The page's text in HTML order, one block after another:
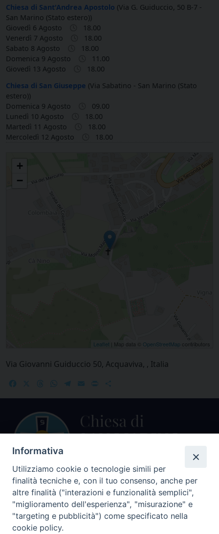
Chiesa di Sant'Andrea Apostolo (Via G. Guiduccio, 50 B-7 -
San Marino (Stato estero))
Giovedì 6 Agosto
18.00
Venerdì 7 Agosto
18.00
Sabato 8 Agosto
18.00
Domenica 9 Agosto
11.00
Giovedì 13 Agosto
18.00
Chiesa di San Giuseppe (Via Sabatino - San Marino (Stato
estero))
Domenica 9 Agosto
09.00
Lunedì 10 Agosto
18.00
Martedì 11 Agosto
18.00
Mercoledì 12 Agosto
18.00
+
−
Leaflet | Map data © OpenStreetMap contributors
Via Giovanni Guiduccio 50, Acquaviva, , Italia
FacebookThreadsWhatsApp
Telegram
EmailPrint
Centralino Curia Vescovile
0541 913711
Indirizzo
Informativa
Utilizziamo cookie o tecnologie simili per
finalità tecniche e, con il tuo consenso, anche per
altre finalità ("interazioni e funzionalità semplici",
"miglioramento dell'esperienza", "misurazione" e
"targeting e pubblicità") come specificato nella
cookie policy.